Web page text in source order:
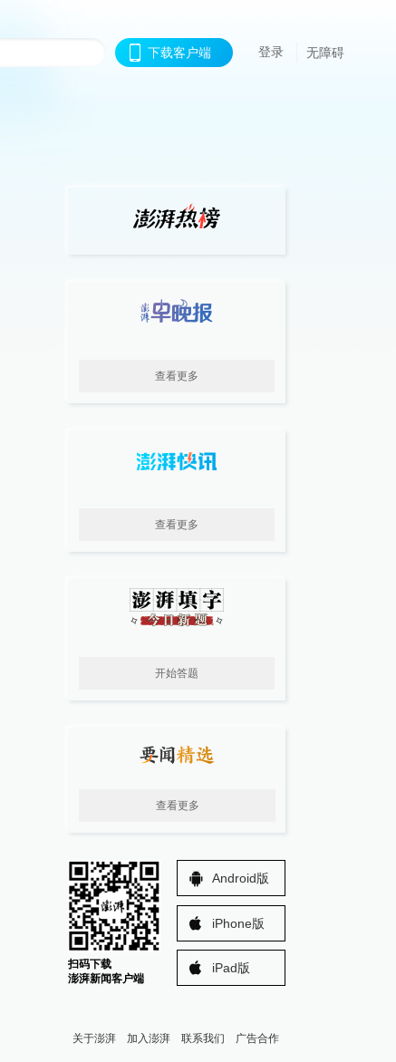
下载客户端 登录 无障碍
查看更多
查看更多
开始答题
查看更多
扫码下载
澎湃新闻客户端
Android版
iPhone版
iPad版
关于澎湃 加入澎湃 联系我们 广告合作